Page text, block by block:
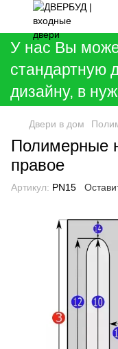
У нас Вы
стандартную
дизайну, в
Двери в дом
Полимерные
правое
Артикул: PN15